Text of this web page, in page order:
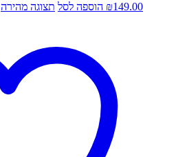
₪149.00 הוספה לסל תצוגה מהירה